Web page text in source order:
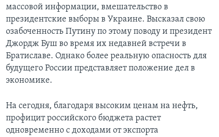
Learning English
СОЦИАЛЬНЫЕ СЕТИ
Языки
массовой информации, вмешательство в
президентские выборы в Украине. Высказал свою
озабоченность Путину по этому поводу и президент
Джордж Буш во время их недавней встречи в
Братиславе. Однако более реальную опасность для
будущего России представляет положение дел в
экономике.
На сегодня, благодаря высоким ценам на нефть,
профицит российского бюджета растет
одновременно с доходами от экспорта